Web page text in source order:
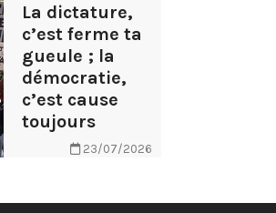
La dictature,
c’est ferme ta
gueule ; la
démocratie,
c’est cause
toujours
23/07/2026